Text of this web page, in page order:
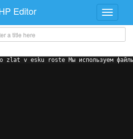
Editor
zlat v esku roste Мы используем